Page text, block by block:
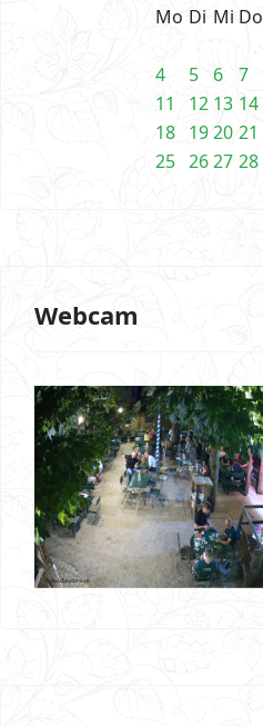
Mo Di Mi Do
4
5 6 7
11
12 13 14
18 1920 21
25 2627 28
Webcam